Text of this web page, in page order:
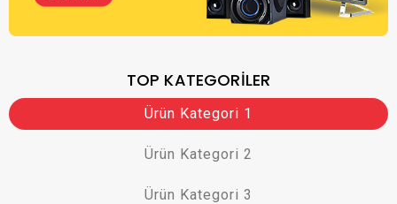
TOP KATEGORILER
Ürün Kategori 1
Ürün Kategori 2
Ürün Kategori 3